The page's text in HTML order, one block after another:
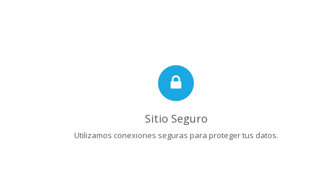
Sitio Seguro
Utilizamos conexiones seguras para proteger tus datos.